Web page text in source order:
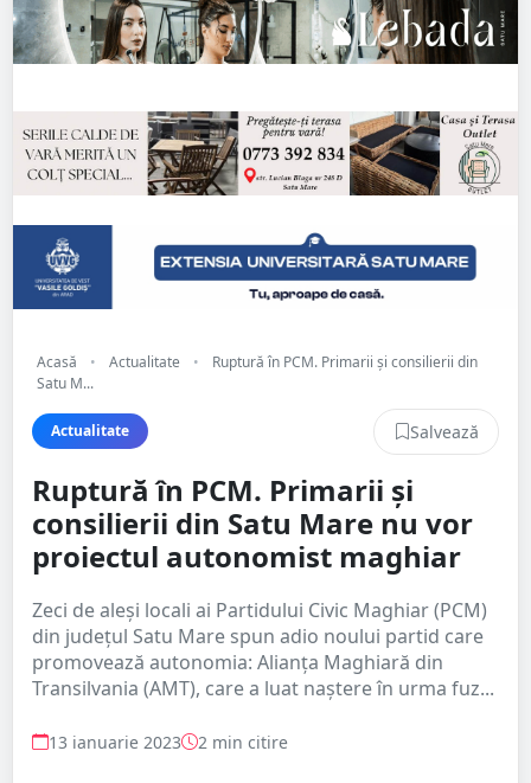
Acasă • Actualitate •
Ruptură în PCM. Primarii și consilierii din
Satu M...
Actualitate Salvează
Ruptură în PCM. Primarii și
consilierii din Satu Mare nu vor
proiectul autonomist maghiar
Zeci de aleși locali ai Partidului Civic Maghiar (PCM)
din județul Satu Mare spun adio noului partid care
promovează autonomia: Alianţa Maghiară din
Transilvania (AMT), care a luat naștere în urma fuz...
13 ianuarie 2023 2 min citire